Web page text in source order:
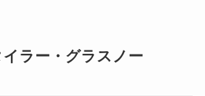
ラー・グラスノー